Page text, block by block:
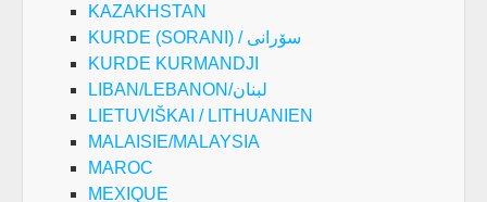
KAZAKHSTAN
KURDE (SORANI) / سۆرانی
KURDE KURMANDJI
LIBAN/LEBANON/لبنان
LIETUVIŠKAI / LITHUANIEN
MALAISIE/MALAYSIA
MAROC
MEXIQUE